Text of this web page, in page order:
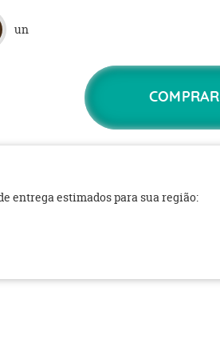
un
COMPRAR
entrega estimados para sua região: